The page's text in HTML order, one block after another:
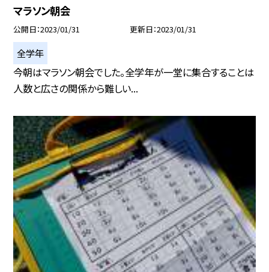
マラソン朝会
公開日 2023/01/31 更新日 2023/01/31
全学年
今朝はマラソン朝会でした。全学年が一堂に集合することは
人数と広さの関係から難しい...